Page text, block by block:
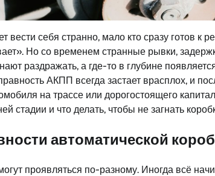
вести себя странно, мало кто сразу готов к
Но со временем странные рывки,
раздражать, а где-то в глубине
АКПП всегда застает врасплох, и
на трассе или дорогостоящего
стадии и что делать, чтобы не загнать
автоматической
проявляться по-разному. Иногда всё